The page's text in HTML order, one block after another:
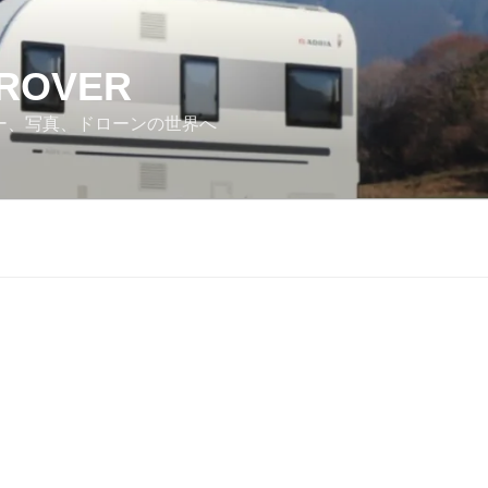
写真、ドローンの世界へ